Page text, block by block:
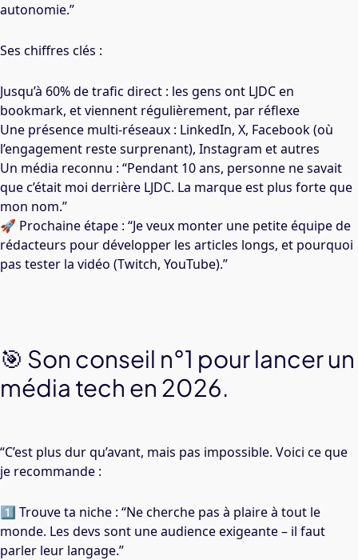
autonomie.”
Ses chiffres clés :
Jusqu’à 60% de trafic direct : les gens ont LJDC en
bookmark, et viennent régulièrement, par réflexe
Une présence multi-réseaux : LinkedIn, X, Facebook (où
l’engagement reste surprenant), Instagram et autres
Un média reconnu : “Pendant 10 ans, personne ne savait
que c’était moi derrière LJDC. La marque est plus forte que
mon nom.”
🚀 Prochaine étape : “Je veux monter une petite équipe de
rédacteurs pour développer les articles longs, et pourquoi
pas tester la vidéo (Twitch, YouTube).”
🎯 Son conseil n°1 pour lancer un
média tech en 2026.
“C’est plus dur qu’avant, mais pas impossible. Voici ce que
je recommande :
1️⃣ Trouve ta niche : “Ne cherche pas à plaire à tout le
monde. Les devs sont une audience exigeante – il faut
parler leur langage.”